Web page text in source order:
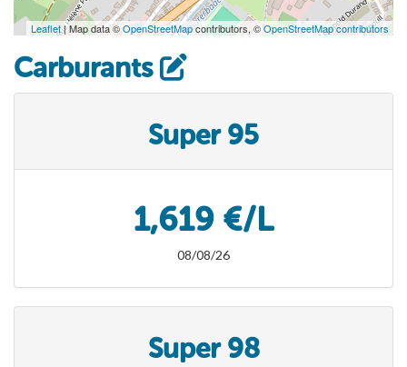
Leaflet| Map data ©OpenStreetMapcontributors, ©OpenStreetMap contributors
Carburants
Super 95
1,619 €/L
08/08/26
Super 98